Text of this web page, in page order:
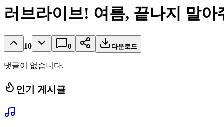
러브라이브! 여름, 끝나지 말아
10 0 다운로드
댓글이 없습니다.
인기 게시글